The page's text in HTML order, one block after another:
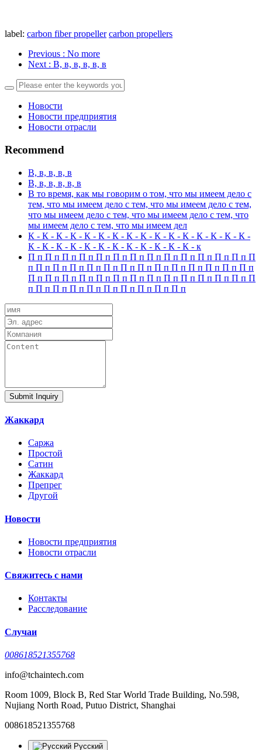
label: carbon fiber propeller carbon propellers
Previous : No more
Next : В, в, в, в, в, в
Новости
Новости предприятия
Новости отрасли
Recommend
В, в, в, в, в
В, в, в, в, в, в
В то время, как мы говорим о том, что мы имеем дело с
тем, что мы имеем дело с тем, что мы имеем дело с тем,
что мы имеем дело с тем, что мы имеем дело с тем, что
мы имеем дело с тем, что мы имеем дел
К - К - К - К - К - К - К - К - К - К - К - К - К - К - К - К -
К - К - К - К - К - К - К - К - К - К - К - К - к
П п П п П п П п П п П п П п П п П п П п П п П п П п П
п П п П п П п П п П п П п П п П п П п П п П п П п П п
П п П п П п П п П п П п П п П п П п П п П п П п П п П
п П п П п П п П п П п П п П п П п П п
Submit Inquiry
Жаккард
Саржа
Простой
Сатин
Жаккард
Препрег
Другой
Новости
Новости предприятия
Новости отрасли
Свяжитесь с нами
Контакты
Расследование
Случаи
008618521355768
info@tchaintech.com
Room 1009, Block B, Red Star World Trade Building, No.598,
Nujiang North Road, Putuo District, Shanghai
008618521355768
Русский